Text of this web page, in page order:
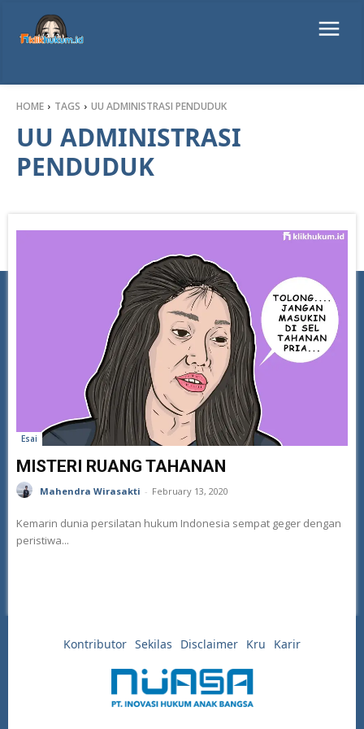
HOME TAGS UU ADMINISTRASI PENDUDUK
UU ADMINISTRASI
PENDUDUK
Esai
MISTERI RUANG TAHANAN
Mahendra Wirasakti - February 13, 2020
Kemarin dunia persilatan hukum Indonesia sempat geger dengan
peristiwa...
Kontributor Sekilas Disclaimer Kru Karir